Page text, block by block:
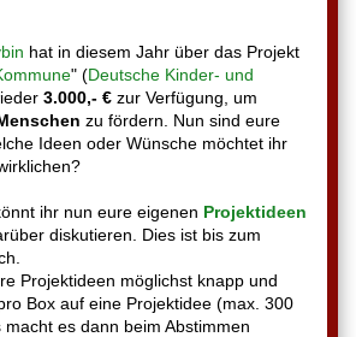
hat in diesem Jahr über das Projekt
" (Deutsche Kinder- und
3.000,- €zur Verfügung, um
zu fördern. Nun sind eure
Ideen oder Wünsche möchtet ihr
ihr nun eure eigenen Projektideen
diskutieren. Dies ist bis zum
Projektideen möglichst knapp und
Box auf eine Projektidee (max. 300
macht es dann beim Abstimmen